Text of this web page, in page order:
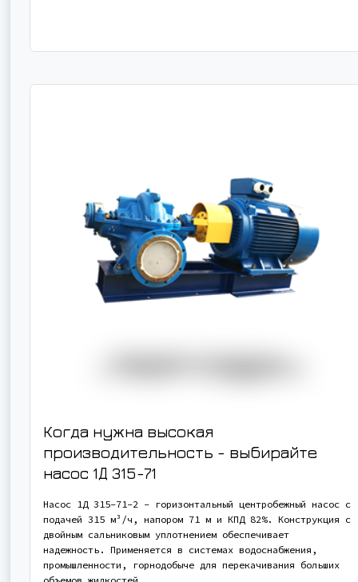
Когда нужна высокая
производительность - выбирайте
насос 1Д 315-71
Насос 1Д 315-71-2 - горизонтальный центробежный насос с
подачей 315 м³/ч, напором 71 м и КПД 82%. Конструкция с
двойным сальниковым уплотнением обеспечивает
надежность. Применяется в системах водоснабжения,
промышленности, горнодобыче для перекачивания больших